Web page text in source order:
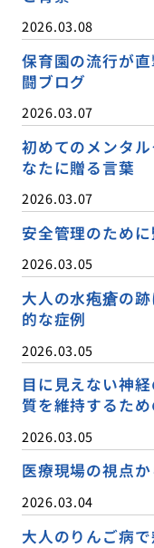
2026.03.08
保育園の流行が
闘ブログ
2026.03.07
初めてのメンタ
なたに贈る言葉
2026.03.07
安全管理のため
2026.03.05
大人の水疱瘡の
的な症例
2026.03.05
目に見えない神
質を維持するた
2026.03.05
医療現場の視点
2026.03.04
大人のりんご病